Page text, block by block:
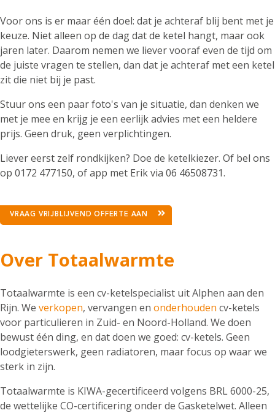
Voor ons is er maar één doel: dat je achteraf blij bent met je
keuze. Niet alleen op de dag dat de ketel hangt, maar ook
jaren later. Daarom nemen we liever vooraf even de tijd om
de juiste vragen te stellen, dan dat je achteraf met een ketel
zit die niet bij je past.
Stuur ons een paar foto's van je situatie, dan denken we
met je mee en krijg je een eerlijk advies met een heldere
prijs. Geen druk, geen verplichtingen.
Liever eerst zelf rondkijken? Doe de ketelkiezer. Of bel ons
op 0172 477150, of app met Erik via 06 46508731.
VRAAG VRIJBLIJVEND OFFERTE AAN
Over Totaalwarmte
Totaalwarmte is een cv-ketelspecialist uit Alphen aan den
Rijn. We verkopen, vervangen en onderhouden cv-ketels
voor particulieren in Zuid- en Noord-Holland. We doen
bewust één ding, en dat doen we goed: cv-ketels. Geen
loodgieterswerk, geen radiatoren, maar focus op waar we
sterk in zijn.
Totaalwarmte is KIWA-gecertificeerd volgens BRL 6000-25,
de wettelijke CO-certificering onder de Gasketelwet. Alleen